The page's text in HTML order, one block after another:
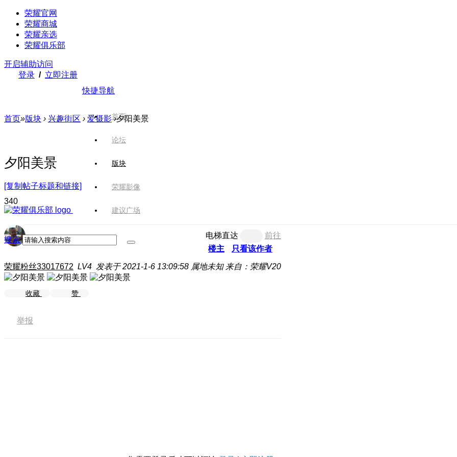
荣耀官网
荣耀商城
荣耀亲选
荣耀俱乐部
开启辅助访问
登录 / 立即注册
快捷导航
首页
论坛
版块
荣耀影像
建议广场
搜索
首页»版块 › 兴趣街区 › 爱摄影 ›夕阳美景
夕阳美景
[复制帖子标题和链接]
340
电梯直达
前往
楼主
只看该作者
荣耀粉丝33017672 LV4 发表于 2021-1-6 13:09:58 属地未知 来自：荣耀V20
收藏 赞
举报